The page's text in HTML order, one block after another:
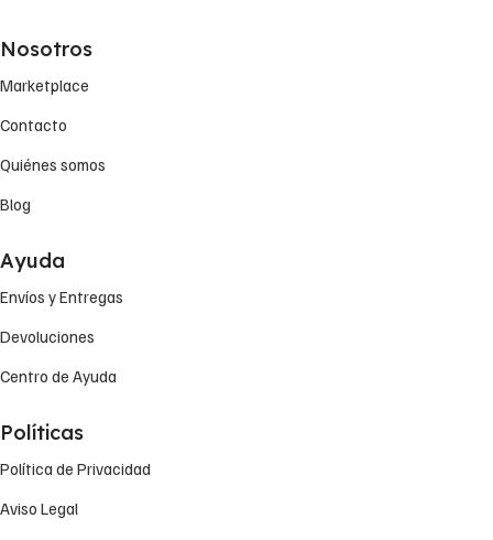
Nosotros
Marketplace
Contacto
Quiénes somos
Blog
Ayuda
Envíos y Entregas
Devoluciones
Centro de Ayuda
Políticas
Política de Privacidad
Aviso Legal